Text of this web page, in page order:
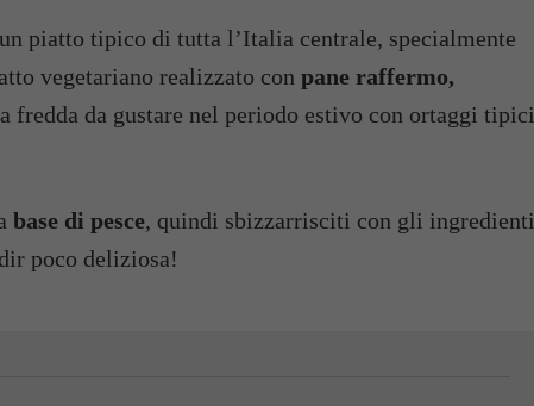
piatto tipico di tutta l’Italia centrale, specialmente
vegetariano realizzato con pane raffermo,
fredda da gustare nel periodo estivo con ortaggi tipici
base di pesce, quindi sbizzarrisciti con gli ingredienti
poco deliziosa!